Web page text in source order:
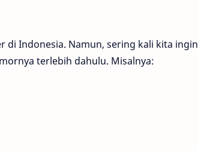
di Indonesia. Namun, sering kali kita ingin
terlebih dahulu. Misalnya: